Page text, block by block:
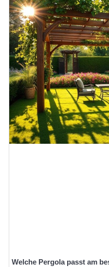
Welche Pergola passt am